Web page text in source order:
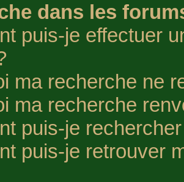
dans les
puis-je effectuer
ma recherche ne
ma recherche
puis-je
puis-je retrouver